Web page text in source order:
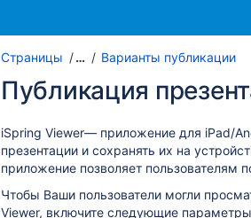
Страницы … Варианты публикации
Публикация
iSpring Viewer— приложение для iPad/
презентации и сохранять их на
приложение позволяет пользователям
Чтобы Ваши пользователи могли
Viewer, включите следующие